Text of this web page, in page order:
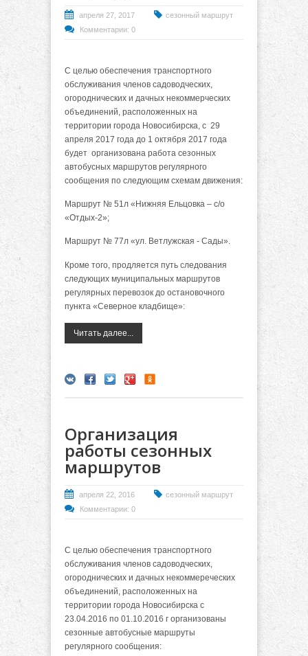
апреля 27, 2017
сезонный маршрут
Комментарии: 0
С целью обеспечения транспортного
обслуживания членов садоводческих,
огороднических и дачных некоммерческих
объединений, расположенных на
территории города Новосибирска, с 29
апреля 2017 года до 1 октября 2017 года
будет организована работа сезонных
автобусных маршрутов регулярного
сообщения по следующим схемам движения:
Маршрут № 51л «Нижняя Ельцовка – с/о
«Отдых-2»;
Маршрут № 77л «ул. Ветлужская - Сады».
Кроме того, продляется путь следования
следующих муниципальных маршрутов
регулярных перевозок до остановочного
пункта «Северное кладбище»:
Читать далее...
Организация
работы сезонных
маршрутов
апреля 22, 2016
сезонный маршрут
Комментарии: 0
С целью обеспечения транспортного
обслуживания членов садоводческих,
огороднических и дачных некоммереческих
объединений, расположенных на
территории города Новосибирска с
23.04.2016 по 01.10.2016 г организованы
сезонные автобусные маршруты
регулярного сообщения: